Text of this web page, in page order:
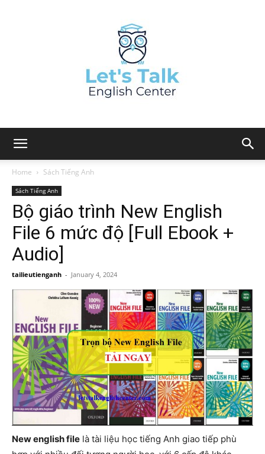
Home Sách Tiếng Anh
Sách Tiếng Anh
Bộ giáo trình New English
File 6 mức độ [Full Ebook +
Audio]
tailieutienganh - January 4, 2024
New english file là tài liệu học tiếng Anh giao tiếp phù